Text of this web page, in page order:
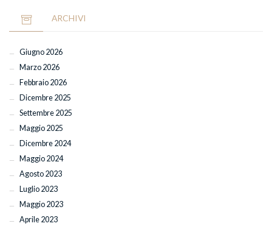
ARCHIVI
Giugno 2026
Marzo 2026
Febbraio 2026
Dicembre 2025
Settembre 2025
Maggio 2025
Dicembre 2024
Maggio 2024
Agosto 2023
Luglio 2023
Maggio 2023
Aprile 2023